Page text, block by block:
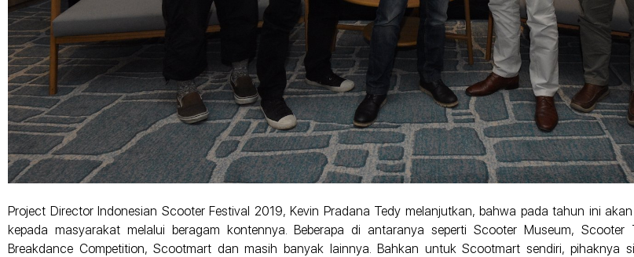
Project Director Indonesian Scooter Festival 2019, Kevin Pradana Tedy melanjutkan, bahwa pada tahun ini
kepada masyarakat melalui beragam kontennya. Beberapa di antaranya seperti Scooter Museum, Scooter
Breakdance Competition, Scootmart dan masih banyak lainnya. Bahkan untuk Scootmart sendiri, pihaknya